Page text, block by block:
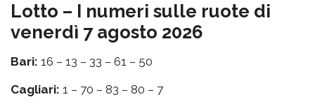
Lotto – I numeri sulle ruote di
venerdì 7 agosto 2026
Bari: 16 – 13 – 33 – 61 – 50
Cagliari: 1 – 70 – 83 – 80 – 7